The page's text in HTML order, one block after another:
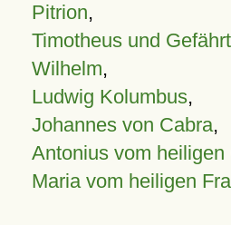
Pitrion,
Timotheus und
Wilhelm,
Ludwig Kolumbus,
Johannes von Cabra,
Antonius vom heiligen
Maria vom heiligen